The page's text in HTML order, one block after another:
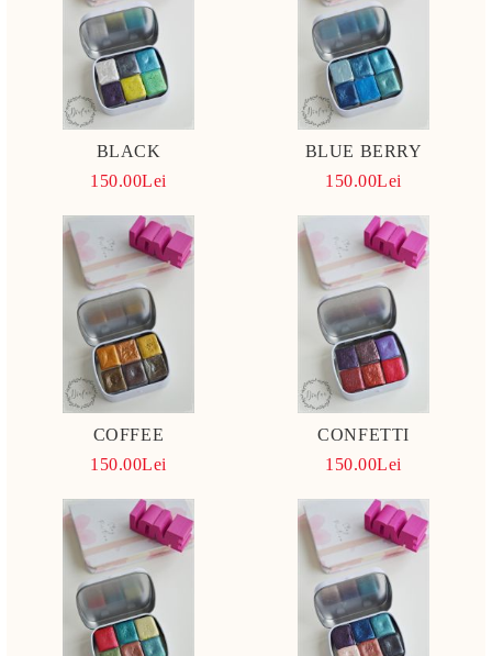
BLACK
150.00Lei
BLUE BERRY
150.00Lei
COFFEE
150.00Lei
CONFETTI
150.00Lei